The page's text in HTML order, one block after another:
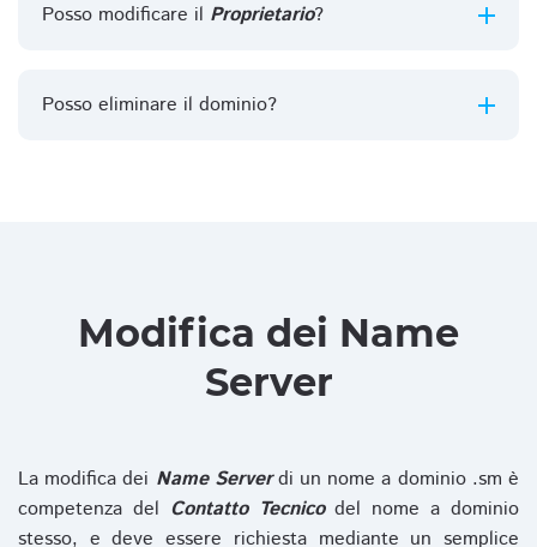
Posso modificare il Proprietario?
Posso eliminare il dominio?
Modifica dei Name
Server
La modifica dei Name Serverdi un nome a dominio .sm è
competenza del Contatto Tecnicodel nome a dominio
stesso, e deve essere richiesta mediante un semplice